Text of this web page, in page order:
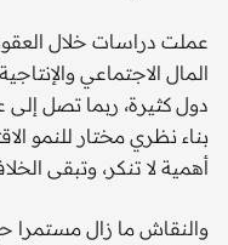
عملت دراسات خلال
المال الاجتماعي
دول كثيرة، ربما تصل إلى
بناء نظري مختار للنمو
أهمية لا تنكر، وتبقى
والنقاش ما زال مستمرا